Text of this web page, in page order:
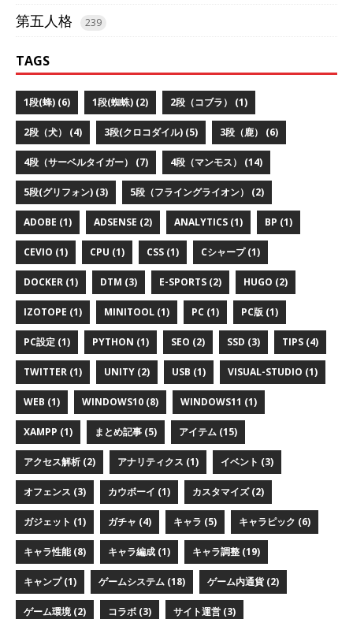
第五人格 239
TAGS
1段(蜂) (6) 1段(蜘蛛) (2) 2段（コブラ） (1)
2段（犬） (4) 3段(クロコダイル) (5) 3段（鹿） (6)
4段（サーベルタイガー） (7) 4段（マンモス） (14)
5段(グリフォン) (3) 5段（フライングライオン） (2)
ADOBE (1) ADSENSE (2) ANALYTICS (1) BP (1)
CEVIO (1) CPU (1) CSS (1) Cシャープ (1)
DOCKER (1) DTM (3) E-SPORTS (2) HUGO (2)
IZOTOPE (1) MINITOOL (1) PC (1) PC版 (1)
PC設定 (1) PYTHON (1) SEO (2) SSD (3) TIPS (4)
TWITTER (1) UNITY (2) USB (1) VISUAL-STUDIO (1)
WEB (1) WINDOWS10 (8) WINDOWS11 (1)
XAMPP (1) まとめ記事 (5) アイテム (15)
アクセス解析 (2) アナリティクス (1) イベント (3)
オフェンス (3) カウボーイ (1) カスタマイズ (2)
ガジェット (1) ガチャ (4) キャラ (5) キャラピック (6)
キャラ性能 (8) キャラ編成 (1) キャラ調整 (19)
キャンプ (1) ゲームシステム (18) ゲーム内通貨 (2)
ゲーム環境 (2) コラボ (3) サイト運営 (3)